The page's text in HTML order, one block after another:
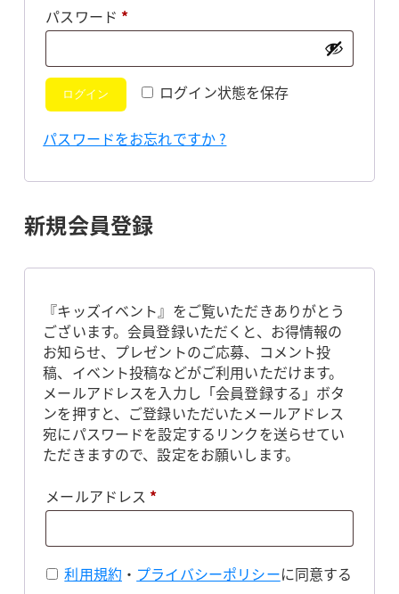
パスワード *必
ログイン状態を保存
ログイン
パスワードをお忘れですか ?
新規会員登録
『キッズイベント』をご覧いただきありがとう
ございます。会員登録いただくと、お得情報の
お知らせ、プレゼントのご応募、コメント投
稿、イベント投稿などがご利用いただけます。
メールアドレスを入力し「会員登録する」ボタ
ンを押すと、ご登録いただいたメールアドレス
宛にパスワードを設定するリンクを送らせてい
ただきますので、設定をお願いします。
メールアドレス *必
利用規約 ・ プライバシーポリシーに同意する